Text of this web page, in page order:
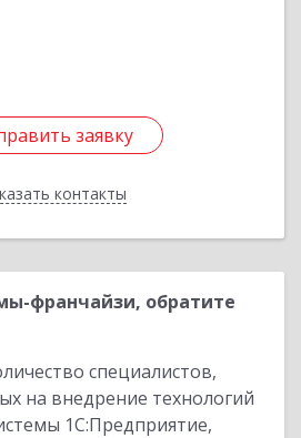
заявку
контакты
заявку
Назад
франчайзи, обратите
специалистов,
на внедрение технологий
1С:Предприятие,